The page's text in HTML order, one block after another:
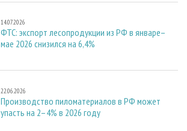
14.07.2026
ФТС: экспорт лесопродукции из РФ в январе–
мае 2026 снизился на 6,4%
22.06.2026
Производство пиломатериалов в РФ может
упасть на 2–4% в 2026 году